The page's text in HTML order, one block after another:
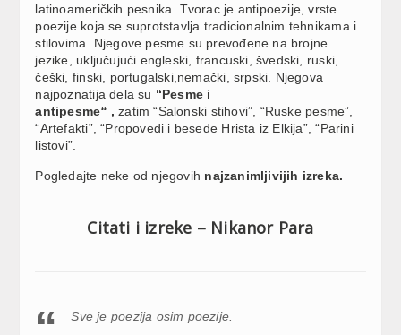
latinoameričkih pesnika. Tvorac je antipoezije, vrste
poezije koja se suprotstavlja tradicionalnim tehnikama i
stilovima. Njegove pesme su prevođene na brojne
jezike, uključujući engleski, francuski, švedski, ruski,
češki, finski, portugalski,nemački, srpski. Njegova
najpoznatija dela su “Pesme i
antipesme“ ,zatim “Salonski stihovi”, “Ruske pesme”,
“Artefakti”, “Propovedi i besede Hrista iz Elkija”, “Parini
listovi”.
Pogledajte neke od njegovih najzanimljivijih izreka.
Citati i izreke – Nikanor Para
Sve je poezija osim poezije.